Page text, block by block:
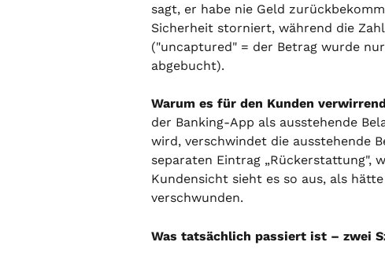
sagt, er habe nie Geld
Sicherheit storniert, während die
("uncaptured" = der Betrag wurde
abgebucht).
Warum es für den Kunden
der Banking-App als ausstehende
wird, verschwindet die ausstehende
separaten Eintrag „Rückerstattung",
Kundensicht sieht es so aus, als
verschwunden.
Was tatsächlich passiert ist – zwei